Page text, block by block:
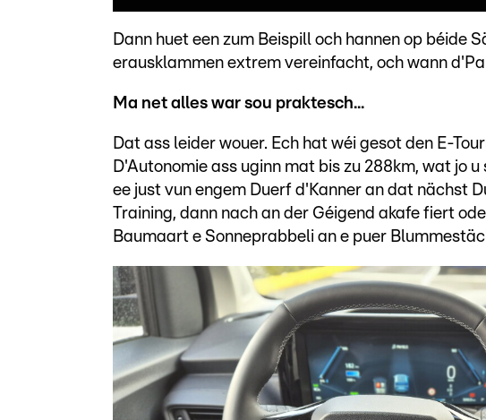
Dann huet een zum Beispill och hannen op béide
erausklammen extrem vereinfacht, och wann
Ma net alles war sou praktesch...
Dat ass leider wouer. Ech hat wéi gesot den E-
D'Autonomie ass uginn mat bis zu 288km, wat jo
ee just vun engem Duerf d'Kanner an dat nächst
Training, dann nach an der Géigend akafe fiert
Baumaart e Sonneprabbeli an e puer